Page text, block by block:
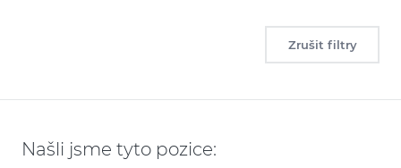
Zrušit filtry
Našli jsme tyto pozice: